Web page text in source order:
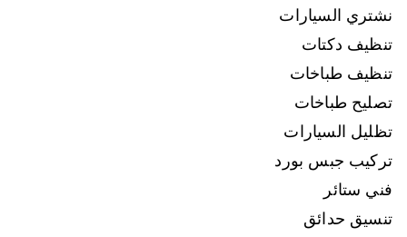
نشتري السيارات
تنظيف دكتات
تنظيف طباخات
تصليح طباخات
تظليل السيارات
تركيب جبس بورد
فني ستائر
تنسيق حدائق